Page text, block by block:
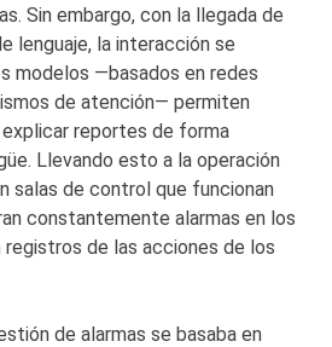
Sin embargo, con la llegada de
lenguaje, la interacción se
modelos —basados en redes
de atención— permiten
reportes de forma
Llevando esto a la operación
salas de control que funcionan
constantemente alarmas en los
registros de las acciones de los
de alarmas se basaba en